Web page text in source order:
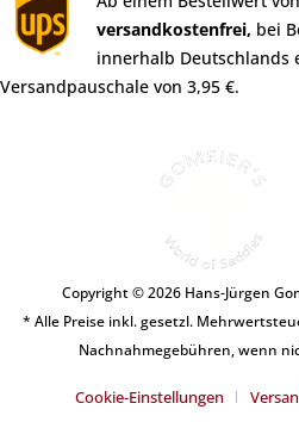
versandkostenfrei, bei
innerhalb Deutschlands
Versandpauschale von 3,95 €.
Copyright © 2026 Hans-Jürgen
* Alle Preise inkl. gesetzl.
Nachnahmegebühren, wenn
Cookie-Einstellungen